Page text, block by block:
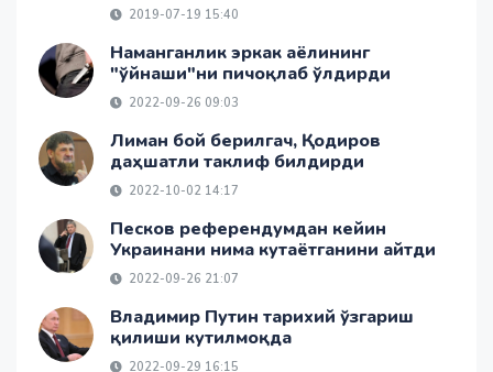
2019-07-19 15:40
Наманганлик эркак аёлининг
"ўйнаши"ни пичоқлаб ўлдирди
2022-09-26 09:03
Лиман бой берилгач, Қодиров
даҳшатли таклиф билдирди
2022-10-02 14:17
Песков референдумдан кейин
Украинани нима кутаётганини айтди
2022-09-26 21:07
Владимир Путин тарихий ўзгариш
қилиши кутилмоқда
2022-09-29 16:15